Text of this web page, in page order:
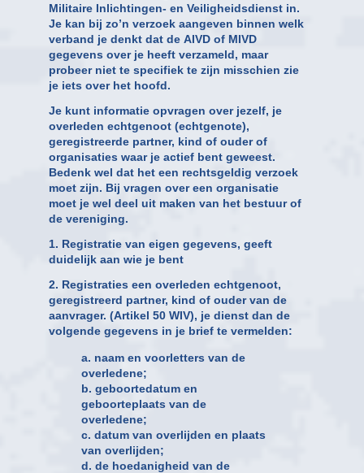
Militaire Inlichtingen- en Veiligheidsdienst in.
Je kan bij zo’n verzoek aangeven binnen welk
verband je denkt dat de AIVD of MIVD
gegevens over je heeft verzameld, maar
probeer niet te specifiek te zijn misschien zie
je iets over het hoofd.
Je kunt informatie opvragen over jezelf, je
overleden echtgenoot (echtgenote),
geregistreerde partner, kind of ouder of
organisaties waar je actief bent geweest.
Bedenk wel dat het een rechtsgeldig verzoek
moet zijn. Bij vragen over een organisatie
moet je wel deel uit maken van het bestuur of
de vereniging.
1. Registratie van eigen gegevens, geeft
duidelijk aan wie je bent
2. Registraties een overleden echtgenoot,
geregistreerd partner, kind of ouder van de
aanvrager. (Artikel 50 WIV), je dienst dan de
volgende gegevens in je brief te vermelden:
a. naam en voorletters van de
overledene;
b. geboortedatum en
geboorteplaats van de
overledene;
c. datum van overlijden en plaats
van overlijden;
d. de hoedanigheid van de